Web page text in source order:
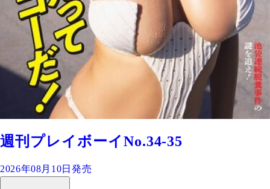
週刊プレイボーイNo.34-35
2026年08月10日発売